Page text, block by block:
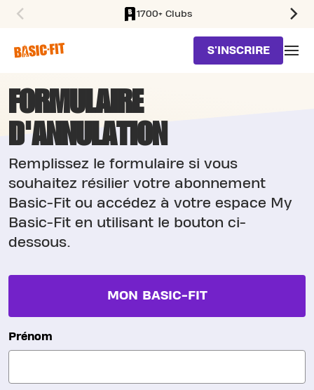
1700+ Clubs
S'INSCRIRE
FORMULAIRE
D'ANNULATION
Remplissez le formulaire si vous
souhaitez résilier votre abonnement
Basic-Fit ou accédez à votre espace My
Basic-Fit en utilisant le bouton ci-
dessous.
MON BASIC-FIT
Prénom